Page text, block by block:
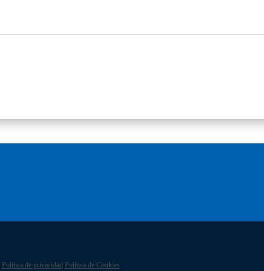
Política de privacidad Política de Cookies